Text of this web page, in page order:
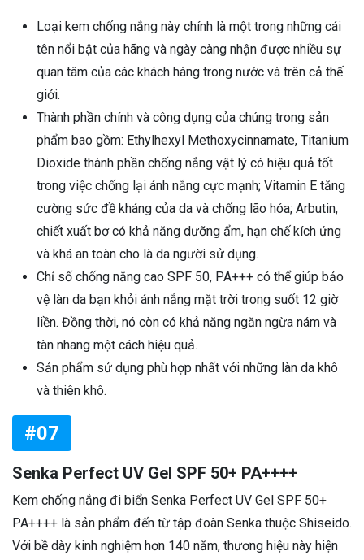
Loại kem chống nắng này chính là một trong những cái
tên nổi bật của hãng và ngày càng nhận được nhiều sự
quan tâm của các khách hàng trong nước và trên cả thế
giới.
Thành phần chính và công dụng của chúng trong sản
phẩm bao gồm: Ethylhexyl Methoxycinnamate, Titanium
Dioxide thành phần chống nắng vật lý có hiệu quả tốt
trong việc chống lại ánh nắng cực mạnh; Vitamin E tăng
cường sức đề kháng của da và chống lão hóa; Arbutin,
chiết xuất bơ có khả năng dưỡng ẩm, hạn chế kích ứng
và khá an toàn cho là da người sử dụng.
Chỉ số chống nắng cao SPF 50, PA+++ có thể giúp bảo
vệ làn da bạn khỏi ánh nắng mặt trời trong suốt 12 giờ
liền. Đồng thời, nó còn có khả năng ngăn ngừa nám và
tàn nhang một cách hiệu quả.
Sản phẩm sử dụng phù hợp nhất với những làn da khô
và thiên khô.
#07
Senka Perfect UV Gel SPF 50+ PA++++
Kem chống nắng đi biển Senka Perfect UV Gel SPF 50+
PA++++ là sản phẩm đến từ tập đoàn Senka thuộc Shiseido.
Với bề dày kinh nghiệm hơn 140 năm, thương hiệu này hiện